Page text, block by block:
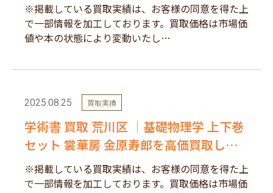
※掲載している買取実績は、お客様の同意を得た上
で一部情報を加工しております。買取価格は市場価
値や本の状態により変動いたし…
2025.08.25 買取実績
学術書 買取 荒川区 ｜基礎物理学 上下巻
セット 裳華房 金原寿郎を高価買取しま
した。
※掲載している買取実績は、お客様の同意を得た上
で一部情報を加工しております。買取価格は市場価